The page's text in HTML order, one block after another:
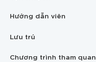
Hướng dẫn viên
Lưu trú
Chương trình tham quan